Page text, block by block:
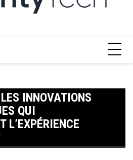
INNOVATIONS
QUI
L’EXPÉRIENCE